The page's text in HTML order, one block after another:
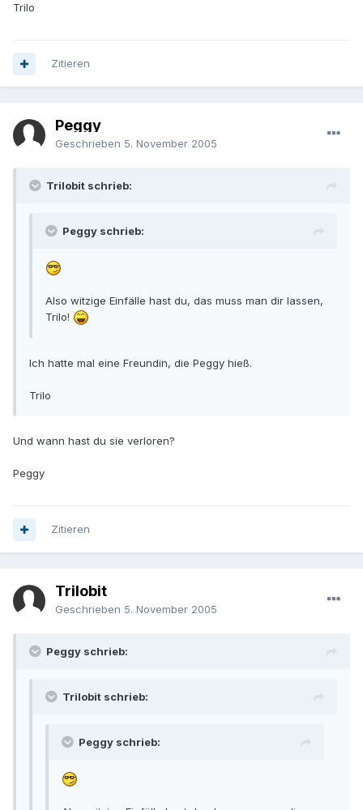
Trilo
Zitieren
Peggy
Geschrieben 5. November 2005
Trilobit schrieb:
Peggy schrieb:
Also witzige Einfälle hast du, das muss man dir lassen,
Trilo!
Ich hatte mal eine Freundin, die Peggy hieß.
Trilo
Und wann hast du sie verloren?
Peggy
Zitieren
Trilobit
Geschrieben 5. November 2005
Peggy schrieb:
Trilobit schrieb:
Peggy schrieb: